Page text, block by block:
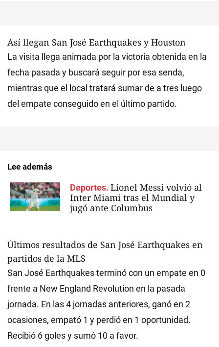
Así llegan San José Earthquakes y Houston
La visita llega animada por la victoria obtenida en la
fecha pasada y buscará seguir por esa senda,
mientras que el local tratará sumar de a tres luego
del empate conseguido en el último partido.
Lee además
Deportes. Lionel Messi volvió al
Inter Miami tras el Mundial y
jugó ante Columbus
Últimos resultados de San José Earthquakes en
partidos de la MLS
San José Earthquakes terminó con un empate en 0
frente a New England Revolution en la pasada
jornada. En las 4 jornadas anteriores, ganó en 2
ocasiones, empató 1 y perdió en 1 oportunidad.
Recibió 6 goles y sumó 10 a favor.